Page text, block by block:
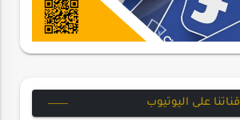
قناتنا على اليوتيوب